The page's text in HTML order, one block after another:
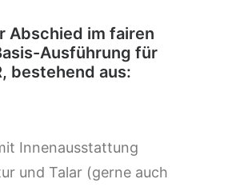
Abschied im fairen
Ausführung für
bestehend aus:
Innenausstattung
und Talar (gerne auch